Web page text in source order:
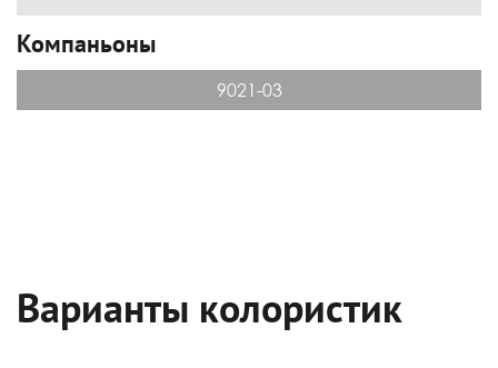
Компаньоны
9021-03
Варианты колористик